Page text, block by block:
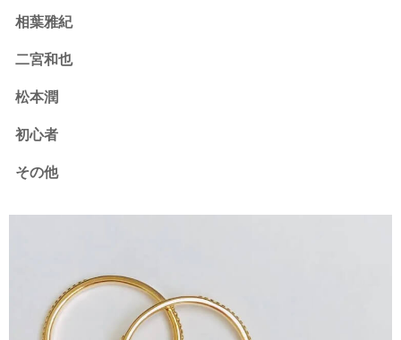
相葉雅紀
二宮和也
松本潤
初心者
その他